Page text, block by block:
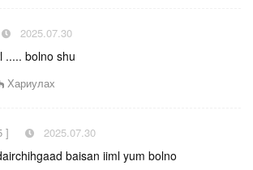
2025.07.30
..... bolno shu
Хариулах
] 2025.07.30
baisan iiml yum bolno